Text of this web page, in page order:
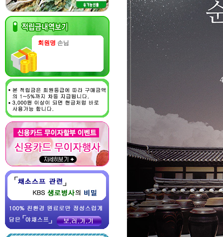
회원명 손님